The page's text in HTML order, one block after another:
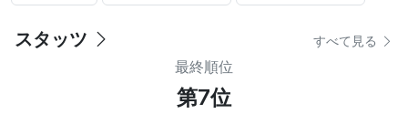
スタッツ すべて見る
最終順位
第7位